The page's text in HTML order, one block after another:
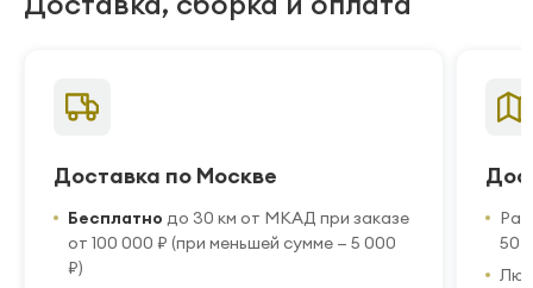
Доставка по Москве
Бесплатно до 30 км от МКАД при заказе
от 100 000 ₽ (при меньшей сумме — 5 000
₽)
50